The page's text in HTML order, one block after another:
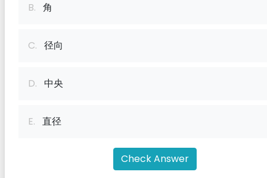
B. 角
C. 径向
D. 中央
E. 直径
Check Answer